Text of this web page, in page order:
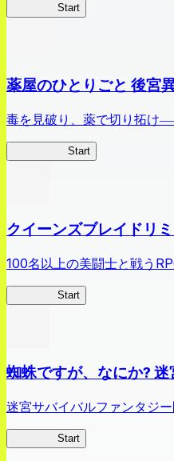
Start
薬屋のひとりごと 後宮
毒を見破り、薬で切り拓け
Start
クイーンズブレイドリ
100名以上の美闘士と戦う
Start
蜘蛛ですが、なにか?
迷宮サバイバルファンタジー
Start